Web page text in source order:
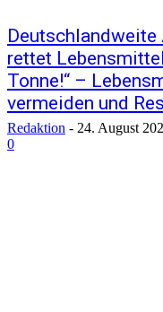
Deutschlandweite
rettet
Tonne!“ –
vermeiden und
Redaktion - 24. August
0